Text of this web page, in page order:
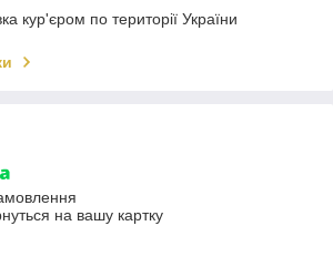
кур'єром по території України
на вашу картку